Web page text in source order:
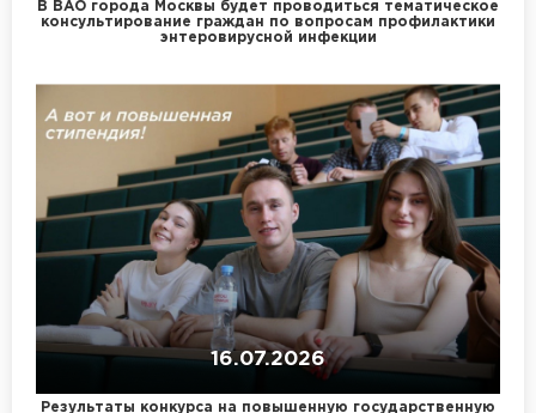
В ВАО города Москвы будет проводиться тематическое
консультирование граждан по вопросам профилактики
энтеровирусной инфекции
16.07.2026
Результаты конкурса на повышенную государственную